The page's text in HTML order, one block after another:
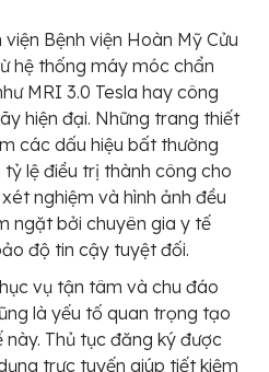
Bệnh viện Hoàn Mỹ Cửu
hệ thống máy móc chẩn
MRI 3.0 Tesla hay công
hiện đại. Những trang thiết
các dấu hiệu bất thường
lệ điều trị thành công cho
nghiệm và hình ảnh đều
ngặt bởi chuyên gia y tế
độ tin cậy tuyệt đối.
vụ tận tâm và chu đáo
là yếu tố quan trọng tạo
Thủ tục đăng ký được
trực tuyến giúp tiết kiệm